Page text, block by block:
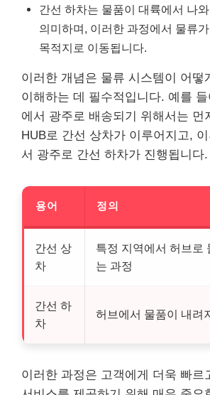
간선 하차는 물품이 대륙에서 나
의미하며, 이러한 과정에서 물류
목적지로 이동됩니다.
이러한 개념은 물류 시스템이 어떻
이해하는 데 필수적입니다. 예를
에서 광주 로 배송되기 위해서는 먼
HUB로 간선 상차가 이루어지고,
서 광주 로 간선 하차가 진행됩니다.
용어 정의
간선 상
차
특정 지역에서 허브로
는 과정
간선 하
차
허브에서 물품이 내려
이러한 과정은 고객에게 더욱 빠르